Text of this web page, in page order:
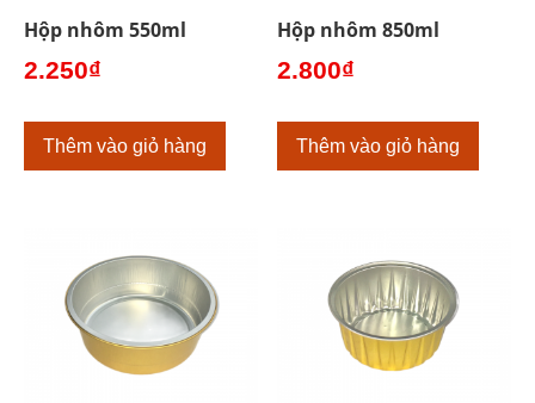
Hộp nhôm 550ml
2.250₫
Thêm vào giỏ hàng
Hộp nhôm 850ml
2.800₫
Thêm vào giỏ hàng